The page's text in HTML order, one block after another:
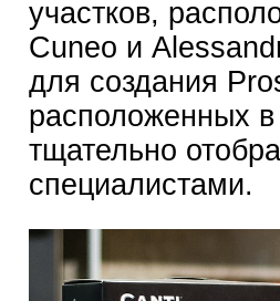
участков,
Cuneo и
для создания
расположенных
тщательно
специалистами.